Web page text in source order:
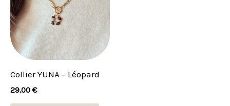
Collier YUNA – Léopard
29,00 €